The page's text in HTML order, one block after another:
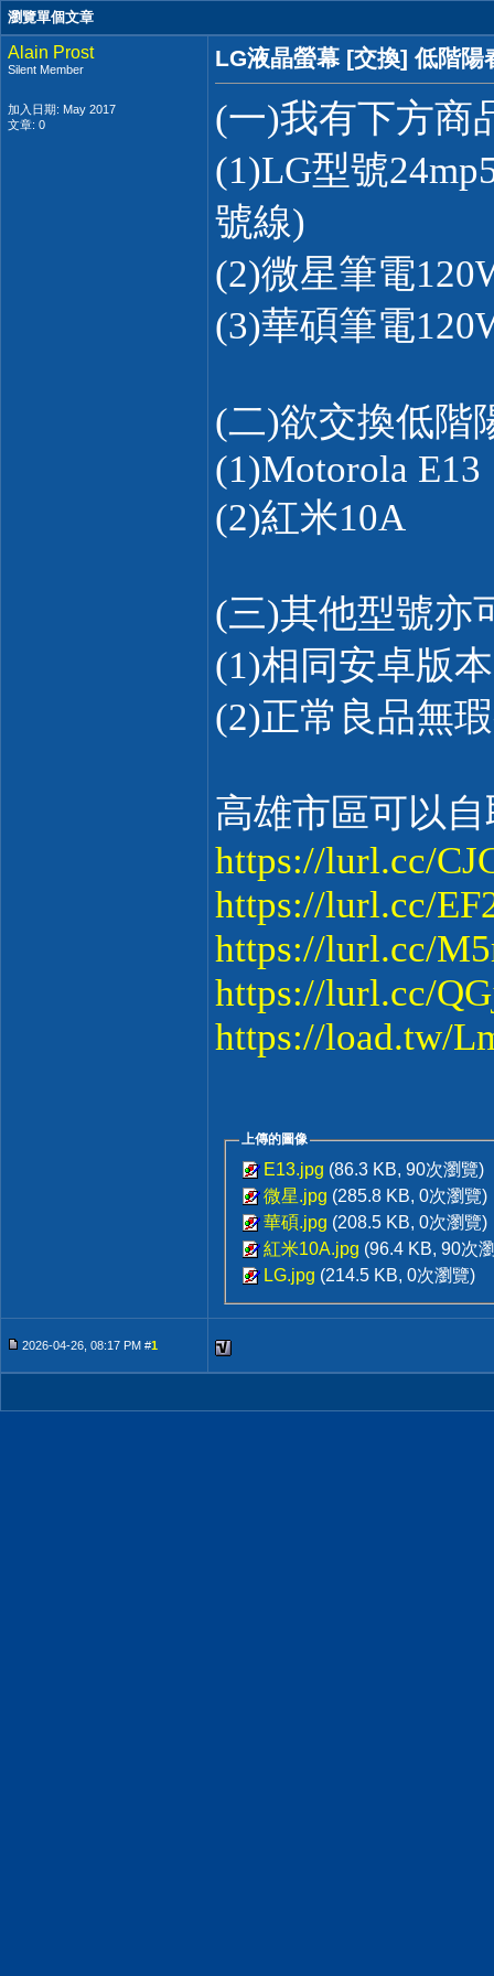
瀏覽單個文章
Alain Prost
Silent Member
加入日期: May 2017
文章: 0
LG液晶螢幕 [交換] 低階陽
(一)我有下方商
(1)LG型號
號線)
(2)微星筆電
(3)華碩筆電
(二)欲交換低階
(1)Motorola E13
(2)紅米10A
(三)其他型號亦
(1)相同安卓版
(2)正常良品無
高雄市區可以
https://lurl.cc/
https://lurl.cc/
https://lurl.cc/
https://lurl.cc/
https://load.tw/
上傳的圖像
E13.jpg (86.3 KB, 90次瀏覽)
微星.jpg (285.8 KB, 0次瀏覽)
華碩.jpg (208.5 KB, 0次瀏覽)
紅米10A.jpg (96.4 KB, 90次
LG.jpg (214.5 KB, 0次瀏覽)
2026-04-26, 08:17 PM #1